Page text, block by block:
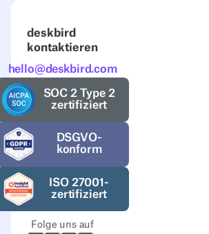
deskbird
kontaktieren
hello@deskbird.com
SOC 2 Type 2
zertifiziert
DSGVO-
konform
ISO 27001-
zertifiziert
Folge uns auf